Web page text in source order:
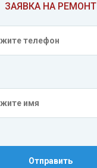
ЗАЯВКА НА РЕМОНТ
Отправить